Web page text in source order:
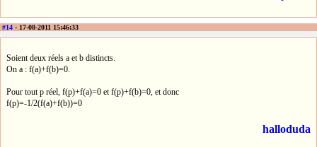
#14 - 17-08-2011 15:46:33
Soient deux réels a et b distincts.
On a : f(a)+f(b)=0.
Pour tout p réel, f(p)+f(a)=0 et f(p)+f(b)=0, et donc
f(p)=-1/2(f(a)+f(b))=0
halloduda